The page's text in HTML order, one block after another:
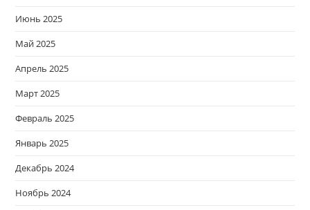
Июнь 2025
Май 2025
Апрель 2025
Март 2025
Февраль 2025
Январь 2025
Декабрь 2024
Ноябрь 2024